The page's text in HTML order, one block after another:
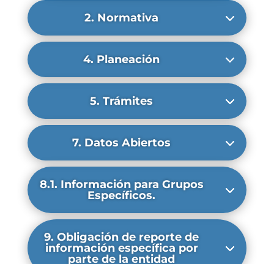
2. Normativa
4. Planeación
5. Trámites
7. Datos Abiertos
8.1. Información para Grupos
Específicos.
9. Obligación de reporte de
información específica por
parte de la entidad